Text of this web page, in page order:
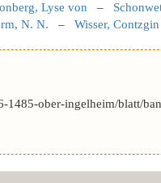
Lyse von –
N. N. – Wisser, Contzgin
1485-ober-ingelheim/blatt/